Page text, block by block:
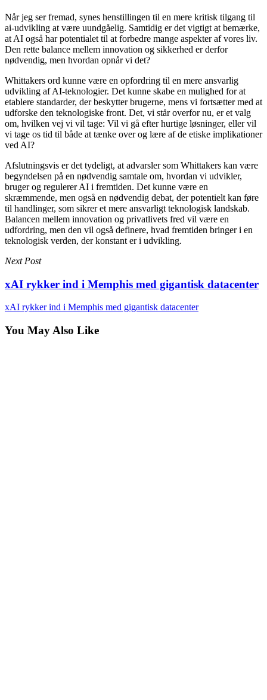
Når jeg ser fremad, synes henstillingen til en mere kritisk tilgang til
ai-udvikling at være uundgåelig. Samtidig er det vigtigt at bemærke,
at AI også har potentialet til at forbedre mange aspekter af vores liv.
Den rette balance mellem innovation og sikkerhed er derfor
nødvendig, men hvordan opnår vi det?
Whittakers ord kunne være en opfordring til en mere ansvarlig
udvikling af AI-teknologier. Det kunne skabe en mulighed for at
etablere standarder, der beskytter brugerne, mens vi fortsætter med at
udforske den teknologiske front. Det, vi står overfor nu, er et valg
om, hvilken vej vi vil tage: Vil vi gå efter hurtige løsninger, eller vil
vi tage os tid til både at tænke over og lære af de etiske implikationer
ved AI?
Afslutningsvis er det tydeligt, at advarsler som Whittakers kan være
begyndelsen på en nødvendig samtale om, hvordan vi udvikler,
bruger og regulerer AI i fremtiden. Det kunne være en
skræmmende, men også en nødvendig debat, der potentielt kan føre
til handlinger, som sikrer et mere ansvarligt teknologisk landskab.
Balancen mellem innovation og privatlivets fred vil være en
udfordring, men den vil også definere, hvad fremtiden bringer i en
teknologisk verden, der konstant er i udvikling.
Next Post
xAI rykker ind i Memphis med gigantisk datacenter
xAI rykker ind i Memphis med gigantisk datacenter
You May Also Like